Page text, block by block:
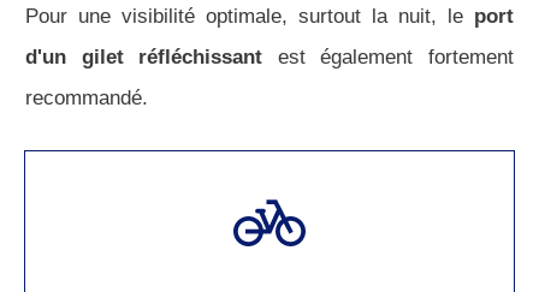
Pour une visibilité optimale, surtout la nuit, le port
d'un gilet réfléchissant est également fortement
recommandé.